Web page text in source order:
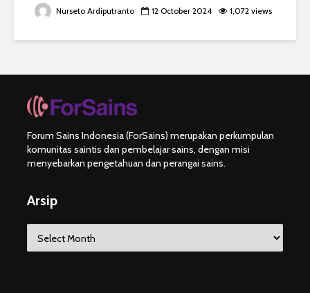
Nurseto Ardiputranto 12 October 2024 1,072 views
Forum Sains Indonesia (ForSains) merupakan perkumpulan
komunitas saintis dan pembelajar sains, dengan misi
menyebarkan pengetahuan dan perangai sains.
Arsip